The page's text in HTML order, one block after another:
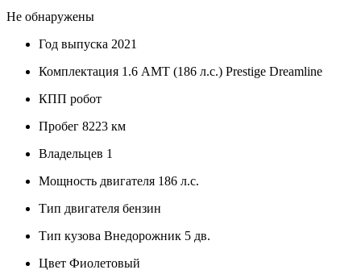
Не обнаружены
Год выпуска 2021
Комплектация 1.6 AMT (186 л.с.) Prestige Dreamline
КПП робот
Пробег 8223 км
Владельцев 1
Мощность двигателя 186 л.с.
Тип двигателя бензин
Тип кузова Внедорожник 5 дв.
Цвет Фиолетовый